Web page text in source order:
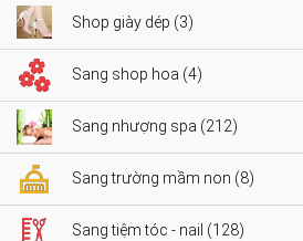
Shop giày dép (3)
Sang shop hoa (4)
Sang nhượng spa (212)
Sang trường mầm non (8)
Sang tiệm tóc - nail (128)